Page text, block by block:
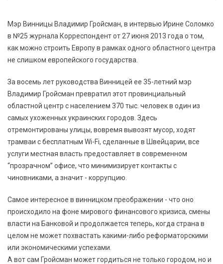
Мэр Винницы Владимир Гройсман, в интервью Ирине Соломко
в №25 журнала Корреспондент от 27 июня 2013 года о том,
как можно строить Европу в рамках одного областного центра
не слишком европейского государства.
За восемь лет руководства Винницей ее 35-летний мэр
Владимир Гройсман превратил этот провинциальный
областной центр с населением 370 тыс. человек в один из
самых ухоженных украинских городов. Здесь
отремонтированы улицы, вовремя вывозят мусор, ходят
трамваи с бесплатным Wi-Fi, сделанные в Швейцарии, все
услуги местная власть предоставляет в современном
“прозрачном” офисе, что минимизирует контакты с
чиновниками, а значит - коррупцию.
Самое интересное в винницком преображении - что оно
происходило на фоне мирового финансового кризиса, смены
власти на Банковой и продолжается теперь, когда страна в
целом не может похвастать какими-либо реформаторскими
или экономическими успехами.
А вот сам Гройсман может гордиться не только городом, но и